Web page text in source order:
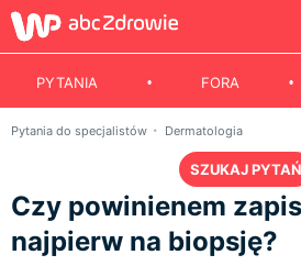
PYTANIA FORA
Pytania do specjalistów Dermatologia
SZUKAJ PYTAŃ
Czy powinienem
najpierw na biopsję?